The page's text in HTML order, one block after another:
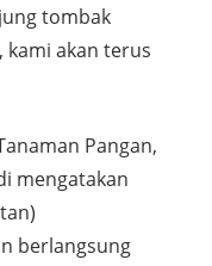
tombak
kami akan terus
Pangan,
mengatakan
berlangsung